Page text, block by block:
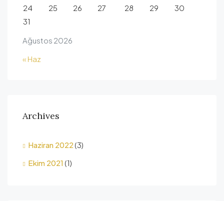
Ağustos 2026
24
25 26 27 28 29
30
31
« Haz
Archives
Haziran 2022 (3)
Ekim 2021 (1)